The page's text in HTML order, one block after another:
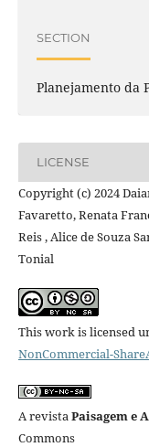
SECTION
Planejamento da
LICENSE
Copyright (c) 2024
Favaretto, Renata
Reis , Alice de Souza
Tonial
This work is licensed
NonCommercial-
A revistaPaisagem e
Commons